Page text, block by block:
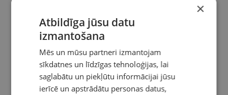
×
Atbildīga jūsu datu
izmantošana
Mēs un mūsu partneri izmantojam
sīkdatnes un līdzīgas tehnoloģijas, lai
saglabātu un piekļūtu informācijai jūsu
ierīcē un apstrādātu personas datus,